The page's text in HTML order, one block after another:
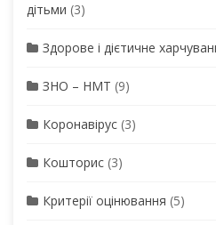
дітьми (3)
Здорове і дієтичне
ЗНО – НМТ (9)
Коронавірус (3)
Кошторис (3)
Критерії оцінювання (5)